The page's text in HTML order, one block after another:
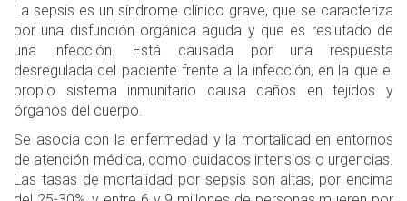
La sepsis es un síndrome clínico grave, que se caracteriza
por una disfunción orgánica aguda y que es reslutado de
una infección. Está causada por una respuesta
desregulada del paciente frente a la infección, en la que el
propio sistema inmunitario causa daños en tejidos y
órganos del cuerpo.
Se asocia con la enfermedad y la mortalidad en entornos
de atención médica, como cuidados intensios o urgencias.
Las tasas de mortalidad por sepsis son altas, por encima